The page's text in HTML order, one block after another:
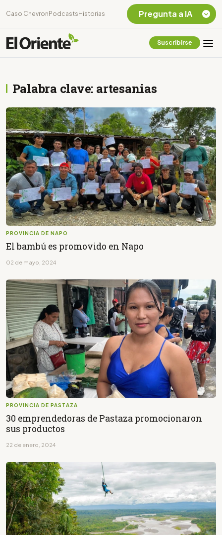
Caso Chevron Podcasts Historias
Suscribirse
Palabra clave: artesanias
PROVINCIA DE NAPO
El bambú es promovido en Napo
02 de mayo, 2024
PROVINCIA DE PASTAZA
30 emprendedoras de Pastaza promocionaron
sus productos
22 de enero, 2024
Pregunta a IA
Listar destinos
Amazonia Ecuatoriana
¿En que consiste la
tasa minera que rige en
Ecuador?